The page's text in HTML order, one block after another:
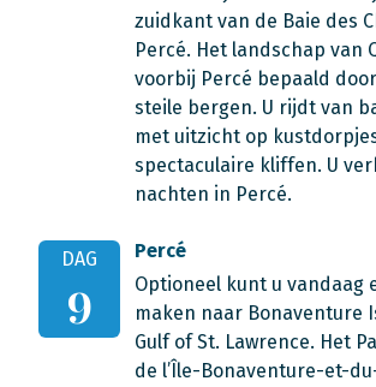
zuidkant van de Baie des
Percé. Het landschap van
voorbij Percé bepaald
steile bergen. U rijdt van
met uitzicht op
spectaculaire kliffen. U
nachten in Percé.
DAG
9
Percé
Optioneel kunt u vandaag
maken naar Bonaventure
Gulf of St. Lawrence. Het
de l’Île-Bonaventure-et-